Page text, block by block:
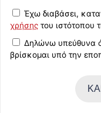
Έχω διαβάσει,
χρήσης του ιστότοπου
Δηλώνω υπεύθυνα
βρίσκομαι υπό την